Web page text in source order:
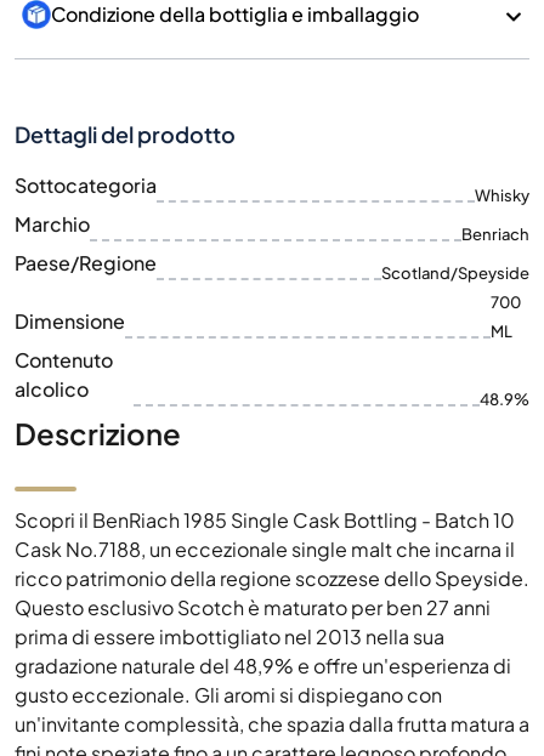
Condizione della bottiglia e imballaggio
Dettagli del prodotto
Sottocategoria Whisky
Marchio Benriach
Paese/Regione Scotland/Speyside
Dimensione
700
ML
Contenuto
alcolico
48.9%
Descrizione
Scopri il BenRiach 1985 Single Cask Bottling - Batch 10
Cask No.7188, un eccezionale single malt che incarna il
ricco patrimonio della regione scozzese dello Speyside.
Questo esclusivo Scotch è maturato per ben 27 anni
prima di essere imbottigliato nel 2013 nella sua
gradazione naturale del 48,9% e offre un'esperienza di
gusto eccezionale. Gli aromi si dispiegano con
un'invitante complessità, che spazia dalla frutta matura a